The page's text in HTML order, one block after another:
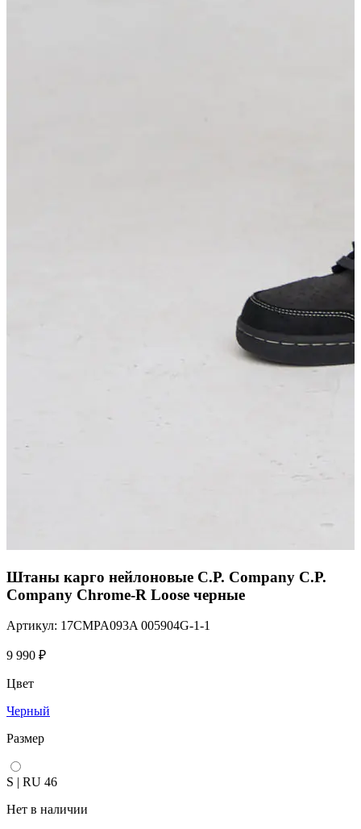
Штаны карго нейлоновые C.P. Company C.P.
Company Chrome-R Loose черные
Артикул: 17CMPA093A 005904G-1-1
9 990 ₽
Цвет
Черный
Размер
S | RU 46
Нет в наличии